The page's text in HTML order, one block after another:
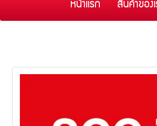
หน้าแรก สินค้าของเ